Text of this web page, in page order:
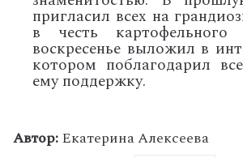
пригласил всех на
в честь
воскресенье выложил в
котором поблагодарил
ему поддержку.
Автор:Екатерина Алексеева